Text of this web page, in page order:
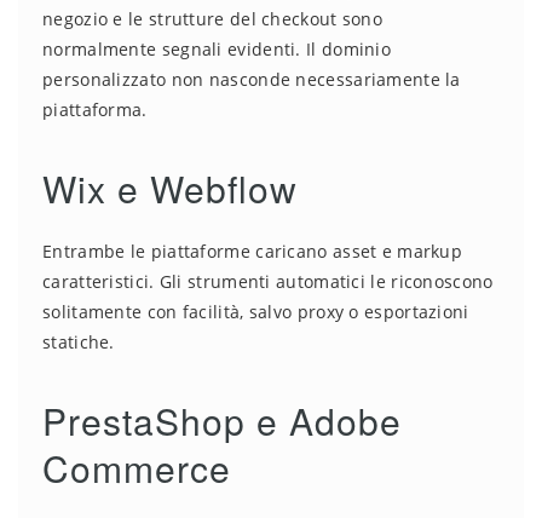
negozio e le strutture del checkout sono
normalmente segnali evidenti. Il dominio
personalizzato non nasconde necessariamente la
piattaforma.
Wix e Webflow
Entrambe le piattaforme caricano asset e markup
caratteristici. Gli strumenti automatici le riconoscono
solitamente con facilità, salvo proxy o esportazioni
statiche.
PrestaShop e Adobe
Commerce